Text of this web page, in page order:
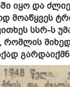
იყო და
მოაწყვეს
სსრ-ს
რომლის